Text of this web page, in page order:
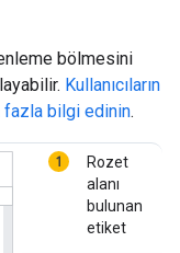
bölmesini
Kullanıcıların
fazla bilgi edinin.
Rozet
alanı
bulunan
etiket